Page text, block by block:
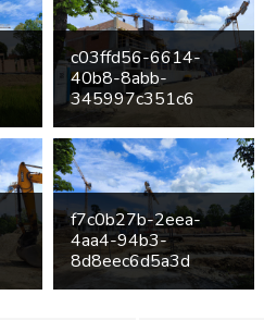
c03ffd56-6614-
40b8-8abb-
345997c351c6
f7c0b27b-2eea-
4aa4-94b3-
8d8eec6d5a3d